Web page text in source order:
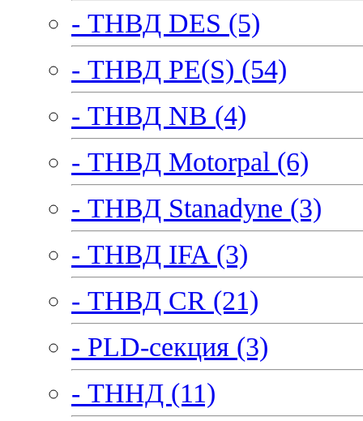
- ТНВД DES (5)
- ТНВД PE(S) (54)
- ТНВД NB (4)
- ТНВД Motorpal (6)
- ТНВД Stanadyne (3)
- ТНВД IFA (3)
- ТНВД CR (21)
- PLD-секция (3)
- ТННД (11)